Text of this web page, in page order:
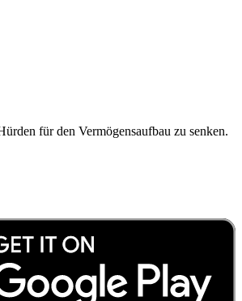
für den Vermögensaufbau zu senken.